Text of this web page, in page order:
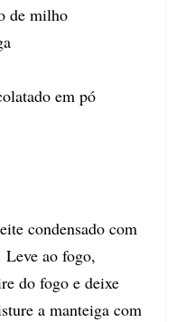
de milho
em pó
condensado com
Leve ao fogo,
do fogo e deixe
a manteiga com